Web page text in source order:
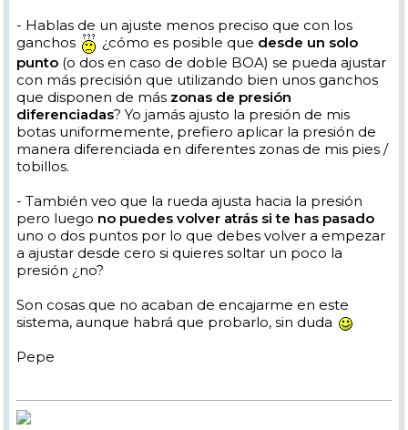
- Hablas de un ajuste menos preciso que con los
ganchos
¿cómo es posible que desde un solo
punto (o dos en caso de doble BOA) se pueda ajustar
con más precisión que utilizando bien unos ganchos
que disponen de más zonas de presión
diferenciadas? Yo jamás ajusto la presión de mis
botas uniformemente, prefiero aplicar la presión de
manera diferenciada en diferentes zonas de mis pies /
tobillos.
- También veo que la rueda ajusta hacia la presión
pero luego no puedes volver atrás si te has pasado
uno o dos puntos por lo que debes volver a empezar
a ajustar desde cero si quieres soltar un poco la
presión ¿no?
Son cosas que no acaban de encajarme en este
sistema, aunque habrá que probarlo, sin duda
Pepe